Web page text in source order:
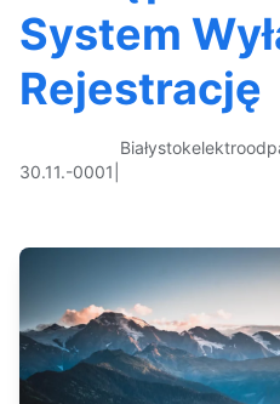
System
Rejestrację
30.11.-0001
Białystok